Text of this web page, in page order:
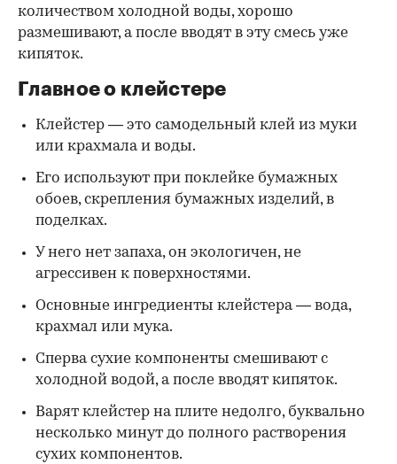
количеством холодной воды, хорошо
размешивают, а после вводят в эту смесь уже
кипяток.
Главное о клейстере
Клейстер — это самодельный клей из муки
или крахмала и воды.
Его используют при поклейке бумажных
обоев, скрепления бумажных изделий, в
поделках.
У него нет запаха, он экологичен, не
агрессивен к поверхностями.
Основные ингредиенты клейстера — вода,
крахмал или мука.
Сперва сухие компоненты смешивают с
холодной водой, а после вводят кипяток.
Варят клейстер на плите недолго, буквально
несколько минут до полного растворения
сухих компонентов.